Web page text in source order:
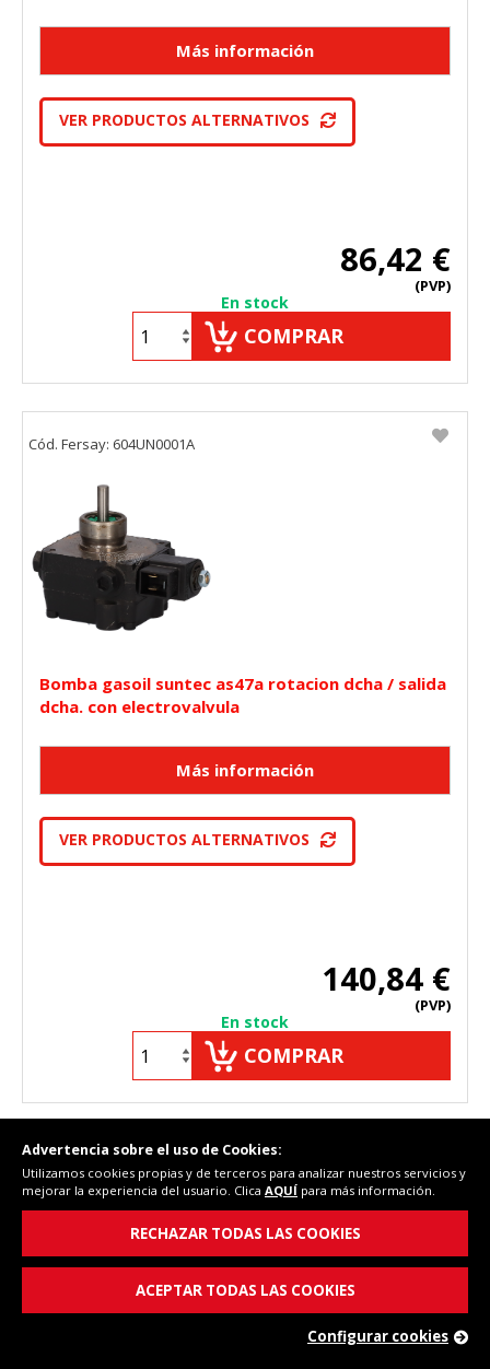
VER PRODUCTOS ALTERNATIVOS
86,42 €
(PVP)
En stock
COMPRAR
Bomba gasoil suntec as47a rotacion dcha / salida
dcha. con electrovalvula
VER PRODUCTOS ALTERNATIVOS
140,84 €
(PVP)
En stock
COMPRAR
Cód. Fersay: 604UN0001A
Advertencia sobre el uso de Cookies:
Utilizamos cookies propias y de terceros para analizar nuestros servicios y
mejorar la experiencia del usuario. Clica AQUÍ para más información.
RECHAZAR TODAS LAS COOKIES
ACEPTAR TODAS LAS COOKIES
Configurar cookies